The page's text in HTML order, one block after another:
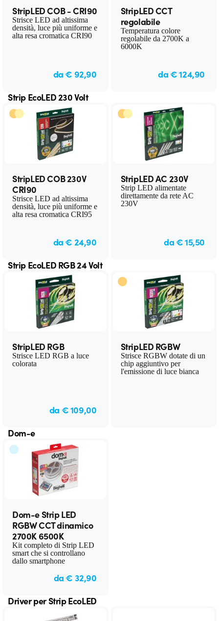
StripLED COB - CRI90
Strisce LED ad altissima
densità, luce più uniforme e
alta resa cromatica CRI90
da € 92,90
StripLED CCT
regolabile
Temperatura colore
regolabile da 2700K a
6000K
da € 124,90
Strip EcoLED 230 Volt
StripLED COB 230V
CRI90
Strisce LED ad altissima
densità, luce più uniforme e
alta resa cromatica CRI95
da € 24,90
StripLED AC 230V
Strip LED alimentate
direttamente da rete AC
230V
da € 15,50
Strip EcoLED RGB 24 Volt
StripLED RGB
Strisce LED RGB a luce
colorata
da € 109,00
StripLED RGBW
Strisce RGBW dotate di un
chip aggiuntivo per
l'emissione di luce bianca
Dom-e
Dom-e Strip LED
RGBW CCT dinamico
2700K 6500K
Kit completo di Strip LED
smart che si controllano
dallo smartphone
da € 32,90
Driver per Strip EcoLED